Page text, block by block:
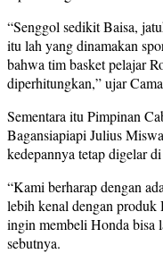
“Senggol sedikit Baisa,
itu lah yang dinamakan
bahwa tim basket pelajar
diperhitungkan,” ujar
Sementara itu Pimpinan
Bagansiapiapi Julius
kedepannya tetap digelar
“Kami berharap dengan
lebih kenal dengan produk
ingin membeli Honda bisa
sebutnya.